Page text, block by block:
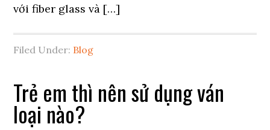
với fiber glass và […]
Filed Under: Blog
Trẻ em thì nên sử dụng ván
loại nào?